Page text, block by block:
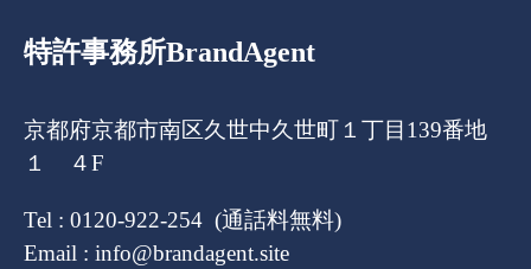
特許事務所BrandAgent
京都府京都市南区久世中久世町１丁目139番地
１ ４F
Tel : 0120-922-254 (通話料無料)
Email : info@brandagent.site